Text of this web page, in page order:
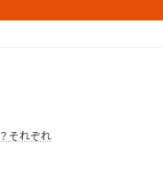
それぞれ